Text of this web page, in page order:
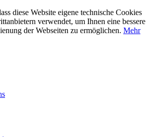
diese Website eigene technische Cookies
verwendet, um Ihnen eine bessere
der Webseiten zu ermöglichen. Mehr